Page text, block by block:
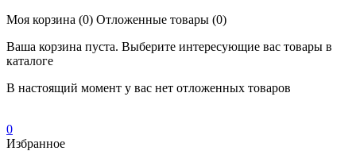
Моя корзина (0) Отложенные товары (0)
Ваша корзина пуста. Выберите интересующие вас товары в
каталоге
В настоящий момент у вас нет отложенных товаров
0
Избранное